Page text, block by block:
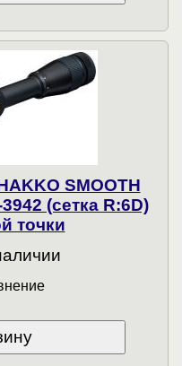
SMOOTH
(сетка R:6D)
точки